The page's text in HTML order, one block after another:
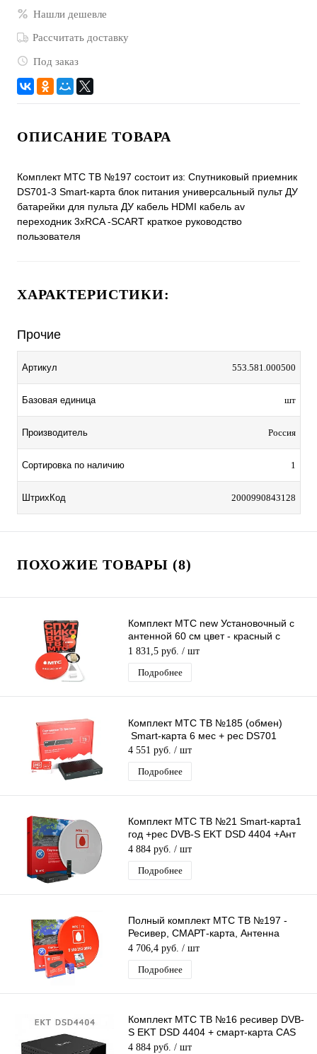
Нашли дешевле
Рассчитать доставку
Под заказ
ОПИСАНИЕ ТОВАРА
Комплект МТС ТВ №197 состоит из: Спутниковый приемник
DS701-3 Smart-карта блок питания универсальный пульт ДУ
батарейки для пульта ДУ кабель HDMI кабель av
переходник 3хRCA -SCART краткое руководство
пользователя
ХАРАКТЕРИСТИКИ:
Прочие
Артикул 553.581.000500
Базовая единица шт
Производитель Россия
Сортировка по наличию 1
ШтрихКод 2000990843128
ПОХОЖИЕ ТОВАРЫ (8)
Комплект МТС new Установочный с
антенной 60 см цвет - красный с
кабелем и конвертером
1 831,5 руб. / шт
Подробнее
Комплект МТС ТВ №185 (обмен)
Smart-карта 6 мес + рес DS701
4 551 руб. / шт
Подробнее
Комплект МТС ТВ №21 Smart-карта1
год +рес DVB-S EKT DSD 4404 +Ант
0,6м серая +Ку +каб.20м
4 884 руб. / шт
Подробнее
Полный комплект МТС ТВ №197 -
Ресивер, СМАРТ-карта, Антенна
60см, конвертер, кабель, коробка
4 706,4 руб. / шт
Подробнее
Комплект МТС ТВ №16 ресивер DVB-
S EKT DSD 4404 + смарт-карта CAS
Irdeto на 1 год
4 884 руб. / шт